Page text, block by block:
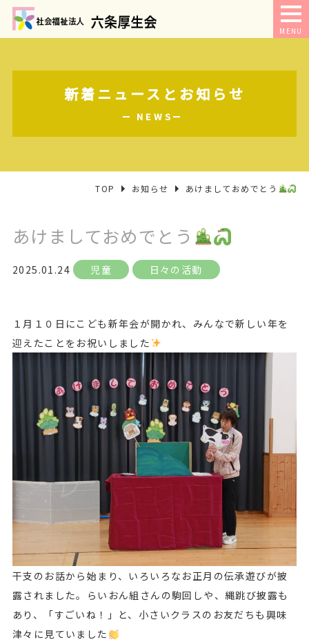
MENU
新着ニュースとお知らせ
NEWS
TOP お知らせ あけましておめでとう
あけましておめでとう
2025.01.24 児童 日々の活動
１月１０日にこども新年会が開かれ、みんなで新しい年を
迎えたことをお祝いしました
干支のお話から始まり、いろいろなお正月の伝承遊びが披
露されました。らいおん組さんの駒回しや、縄跳び披露も
あり、「すごいね！」と、小さいクラスのお友だちも興味
津々に見ていました